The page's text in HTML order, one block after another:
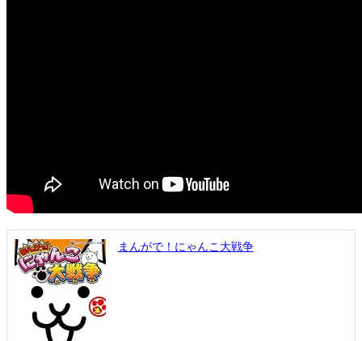
まんがで！にゃんこ大戦争